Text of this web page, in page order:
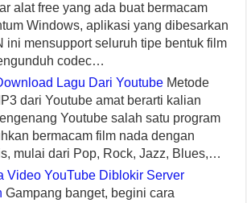
alat free yang ada buat bermacam
Windows, aplikasi yang dibesarkan
ini mensupport seluruh tipe bentuk film
codec…
Lagu Dari Youtube Metode
dari Youtube amat berarti kalian
Youtube salah satu program
bermacam film nada dengan
mulai dari Pop, Rock, Jazz, Blues,…
Video YouTube Diblokir Server
Gampang banget, begini cara